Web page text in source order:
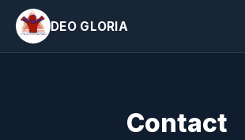
DEO GLORIA
Contact